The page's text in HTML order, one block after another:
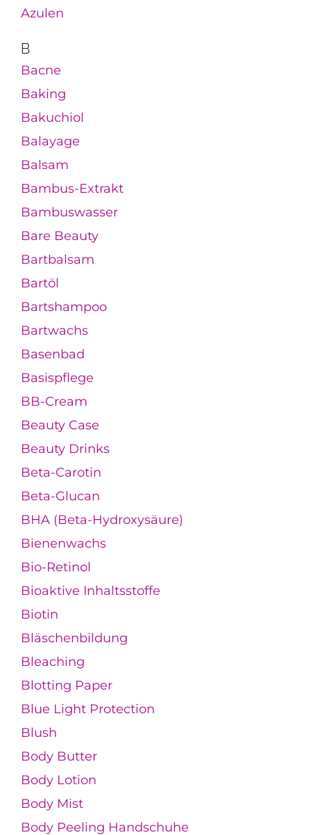
Azulen
B
Bacne
Baking
Bakuchiol
Balayage
Balsam
Bambus-Extrakt
Bambuswasser
Bare Beauty
Bartbalsam
Bartöl
Bartshampoo
Bartwachs
Basenbad
Basispflege
BB-Cream
Beauty Case
Beauty Drinks
Beta-Carotin
Beta-Glucan
BHA (Beta-Hydroxysäure)
Bienenwachs
Bio-Retinol
Bioaktive Inhaltsstoffe
Biotin
Bläschenbildung
Bleaching
Blotting Paper
Blue Light Protection
Blush
Body Butter
Body Lotion
Body Mist
Body Peeling Handschuhe